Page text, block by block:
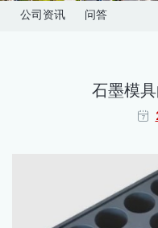
公司资讯 问答
石墨模